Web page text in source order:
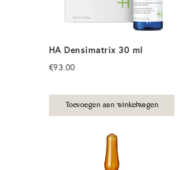
HA Densimatrix 30 ml
€93.00
Toevoegen aan winkelwagen